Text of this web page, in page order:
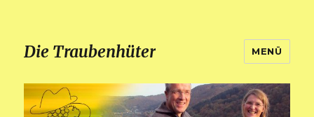
Die Traubenhüter MENÜ